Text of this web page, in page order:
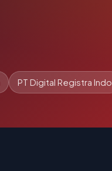
PT Digital Registra Indo